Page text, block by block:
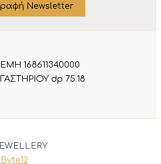
Newsletter
168611340000
dp 75.18
Byte12